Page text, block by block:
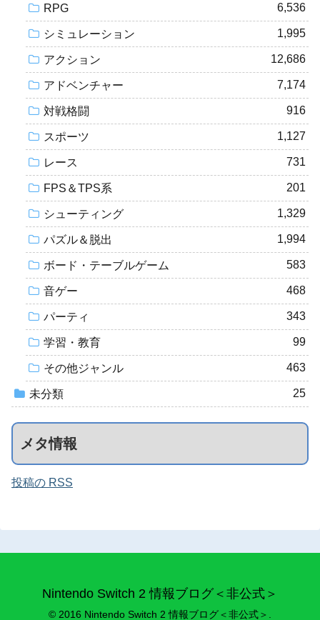
RPG 6,536
シミュレーション 1,995
アクション 12,686
アドベンチャー 7,174
対戦格闘 916
スポーツ 1,127
レース 731
FPS＆TPS系 201
シューティング 1,329
パズル＆脱出 1,994
ボード・テーブルゲーム 583
音ゲー 468
パーティ 343
学習・教育 99
その他ジャンル 463
未分類 25
メタ情報
投稿の RSS
Nintendo Switch 2 情報ブログ＜非公式＞
© 2016 Nintendo Switch 2 情報ブログ＜非公式＞.